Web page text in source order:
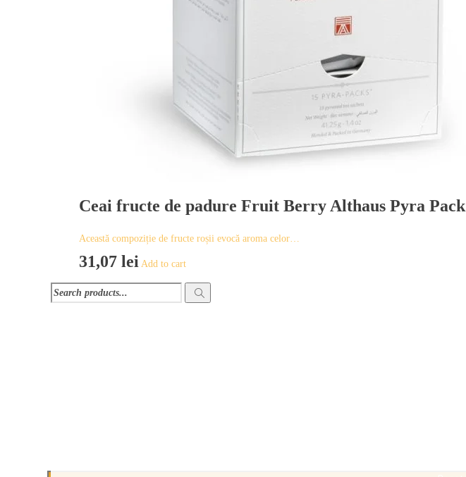
Ceai fructe de padure Fruit Berry Althaus Pyra Pack
Această compoziție de fructe roșii evocă aroma celor…
31,07 lei Add to cart